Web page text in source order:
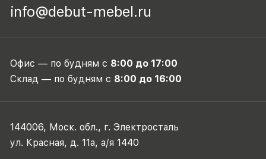
info@debut-mebel.ru
Офис — по будням с 8:00 до 17:00
Склад — по будням с 8:00 до 16:00
144006, Моск. обл., г. Электросталь
ул. Красная, д. 11а, а/я 1440